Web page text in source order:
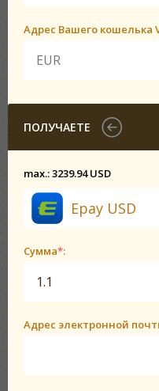
Адрес Вашего кошелька
ПОЛУЧАЕТЕ
max.: 3239.94 USD
Epay USD
Сумма*:
Адрес электронной